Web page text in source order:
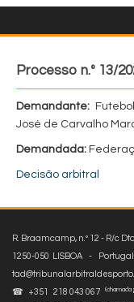
Processo n.º 13/
Demandante:
José de Carvalho
Demandada:
Decisão arbitral
R. Braamcamp, n.º 12 - R/c Dto.
1250-050 LISBOA - Portugal
☎ +351 218 043 067
(chamada